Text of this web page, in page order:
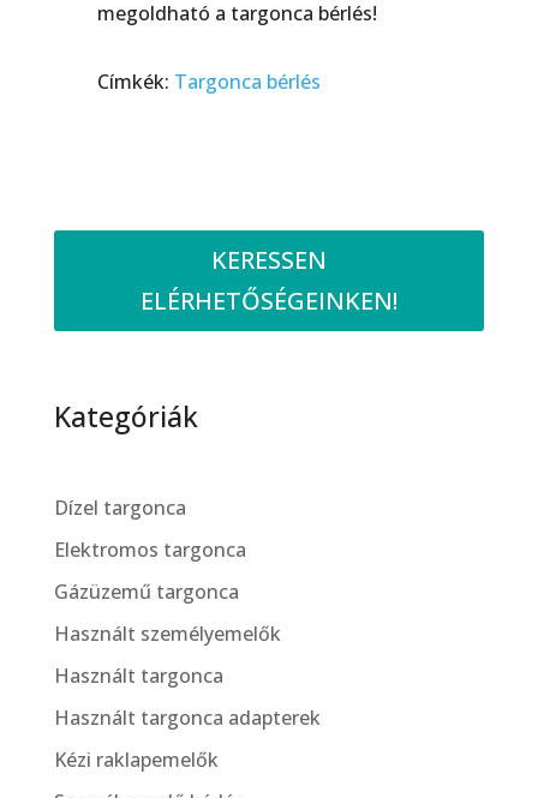
megoldható a targonca bérlés!
Címkék: Targonca bérlés
KERESSEN
ELÉRHETŐSÉGEINKEN!
Kategóriák
Dízel targonca
Elektromos targonca
Gázüzemű targonca
Használt személyemelők
Használt targonca
Használt targonca adapterek
Kézi raklapemelők